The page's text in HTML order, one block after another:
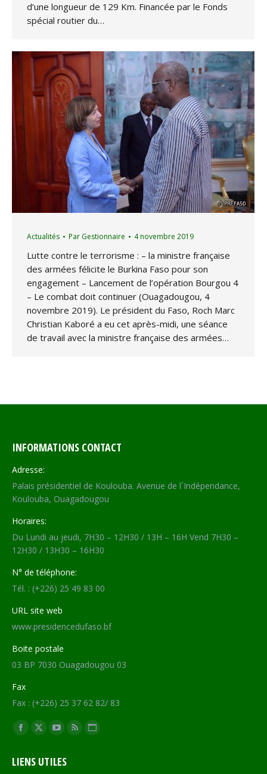
d’une longueur de 129 Km. Financée par le Fonds
spécial routier du…
Actualités Par Gestionnaire 4 novembre 2019
Lutte contre le terrorisme : – la ministre française
des armées félicite le Burkina Faso pour son
engagement – Lancement de l’opération Bourgou 4
– Le combat doit continuer (Ouagadougou, 4
novembre 2019). Le président du Faso, Roch Marc
Christian Kaboré a eu cet après-midi, une séance
de travail avec la ministre française des armées…
INFORMATIONS CONTACT
Adresse:
Palais présidentiel de Koulouba. Avenue de l´Indépendance,
Koulouba, Ouagadougou
Horaires:
Du Lundi au jeudi, 7H30 – 12H30 / 13H – 16H Vend 7H30 –
12H30 / 13H30 – 16H30
N° de téléphone:
Tél. : (+226) 25 49 83 00
URL site web
www.presidencedufaso.bf
Boite postale
03 BP 7030 Ouagadougou 03
Fax
Fax : (+226) 25 37 62 82/ 83
Trouvez nous sur :
Facebook
opens
X
opens
YouTube
opens
RSS Site
LIENS UTILES